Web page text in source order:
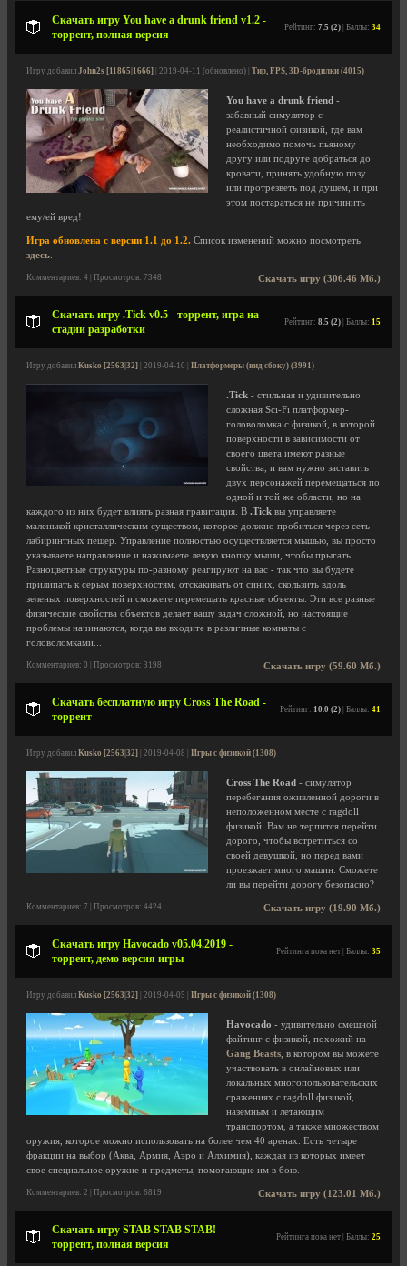
Скачать игру You have a drunk friend v1.2 -
торрент, полная версия
Рейтинг: 7.5 (2) | Баллы: 34
Игру добавил John2s [11865|1666] | 2019-04-11 (обновлено) | Тир, FPS, 3D-бродилки (4015)
You have a drunk friend -
забавный симулятор с
реалистичной физикой, где вам
необходимо помочь пьяному
другу или подруге добраться до
кровати, принять удобную позу
или протрезветь под душем, и при
этом постараться не причинить
ему/ей вред!
Игра обновлена с версии 1.1 до 1.2. Список изменений можно посмотреть
здесь
Скачать игру (306.46 Мб.)
Комментариев: 4 | Просмотров: 7348
Скачать игру .Tick v0.5 - торрент, игра на
стадии разработки
Рейтинг: 8.5 (2) | Баллы: 15
Игру добавил Kusko [2563|32] | 2019-04-10 | Платформеры (вид сбоку) (3991)
.Tick - стильная и удивительно
сложная Sci-Fi платформер-
головоломка с физикой, в которой
поверхности в зависимости от
своего цвета имеют разные
свойства, и вам нужно заставить
двух персонажей перемещаться по
одной и той же области, но на
каждого из них будет влиять разная гравитация. В .Tick вы управляете
маленькой кристаллическим существом, которое должно пробиться через сеть
лабиринтных пещер. Управление полностью осуществляется мышью, вы просто
указываете направление и нажимаете левую кнопку мыши, чтобы прыгать.
Разноцветные структуры по-разному реагируют на вас - так что вы будете
прилипать к серым поверхностям, отскакивать от синих, скользить вдоль
зеленых поверхностей и сможете перемещать красные объекты. Эти все разные
физические свойства объектов делает вашу задач сложной, но настоящие
проблемы начинаются, когда вы входите в различные комнаты с
головоломками...
Скачать игру (59.60 Мб.)
Комментариев: 0 | Просмотров: 3198
Скачать бесплатную игру Cross The Road -
торрент
Рейтинг: 10.0 (2) | Баллы: 41
Игру добавил Kusko [2563|32] | 2019-04-08 | Игры с физикой (1308)
Cross The Road - симулятор
перебегания оживленной дороги в
неположенном месте с ragdoll
физикой. Вам не терпится перейти
дорого, чтобы встретиться со
своей девушкой, но перед вами
проезжает много машин. Сможете
ли вы перейти дорогу безопасно?
Скачать игру (19.90 Мб.)
Комментариев: 7 | Просмотров: 4424
Скачать игру Havocado v05.04.2019 -
торрент, демо версия игры
Рейтинга пока нет | Баллы: 35
Игру добавил Kusko [2563|32] | 2019-04-05 | Игры с физикой (1308)
Havocado - удивительно смешной
файтинг с физикой, похожий на
Gang Beasts , в котором вы можете
участвовать в онлайновых или
локальных многопользовательских
сражениях с ragdoll физикой,
наземным и летающим
транспортом, а также множеством
оружия, которое можно использовать на более чем 40 аренах. Есть четыре
фракции на выбор (Аква, Армия, Аэро и Алхимия), каждая из которых имеет
свое специальное оружие и предметы, помогающие им в бою.
Скачать игру (123.01 Мб.)
Комментариев: 2 | Просмотров: 6819
Скачать игру STAB STAB STAB! -
торрент, полная версия
Рейтинга пока нет | Баллы: 25